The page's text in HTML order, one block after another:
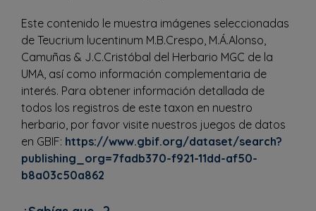
Este contenido le muestra imágenes seleccionadas
de Teucrium lucentinum M.B.Crespo, M.Á.Alonso,
Camuñas & J.C.Cristóbal del Herbario MGC de la
UMA, así como información complementaria de
interés. Para obtener información detallada de
todos los registros de este taxon en nuestro
herbario, por favor visite nuestros juegos de datos
en GBIF: https://www.gbif.org/dataset/search?
publishing_org=7fadb370-f921-11dd-af50-
b8a03c50a862